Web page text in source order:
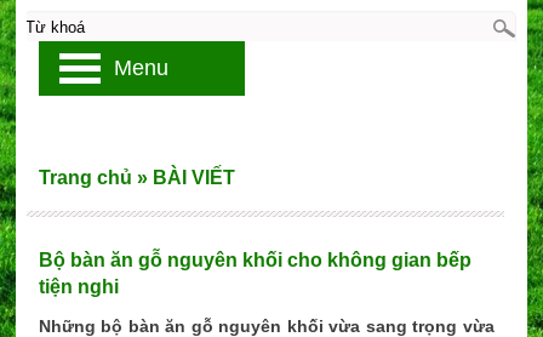
Bộ bàn ăn gỗ nguyên khối cho không gian bếp
tiện nghi
Những bộ bàn ăn gỗ nguyên khối vừa sang trọng vừa
Trang chủ » BÀI VIẾT
Menu